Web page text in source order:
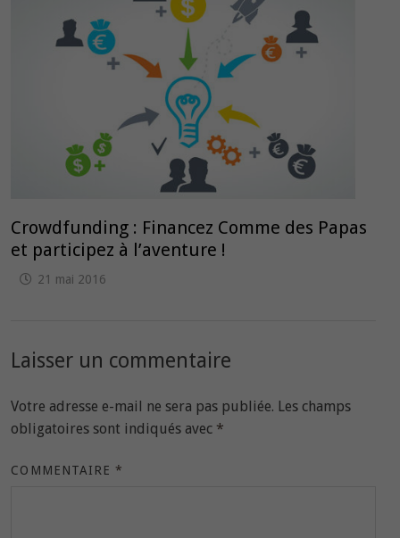
Crowdfunding : Financez Comme des Papas
et participez à l’aventure !
21 mai 2016
Laisser un commentaire
Votre adresse e-mail ne sera pas publiée. Les champs
obligatoires sont indiqués avec *
COMMENTAIRE*